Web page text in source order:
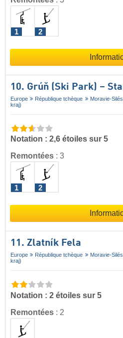
1 2
10. Grúň (Ski Park) –
Europe République tchèque
Moravie-
kraj)
Notation : 2,6 étoiles sur 5
Remontées : 3
1 2
11. Zlatník Fela
Europe République tchèque
Moravie-
kraj)
Notation : 2 étoiles sur 5
Remontées : 2